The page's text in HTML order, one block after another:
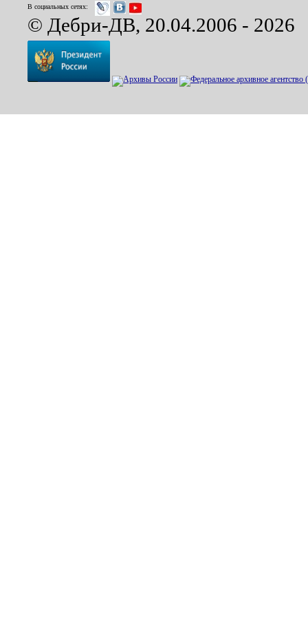
В социальных сетях:
© Дебри-ДВ, 20.04.2006 - 2026